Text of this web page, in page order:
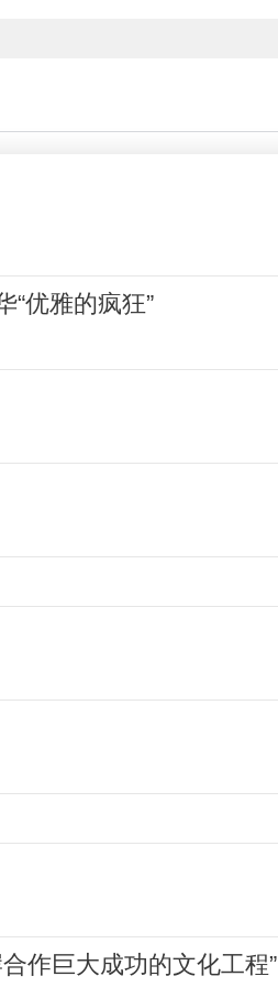
“优雅的疯狂”
作巨大成功的文化工程”